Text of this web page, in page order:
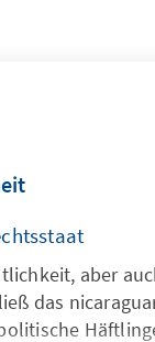
43 Prozent
dass die
auf 900 steigen
aber
das